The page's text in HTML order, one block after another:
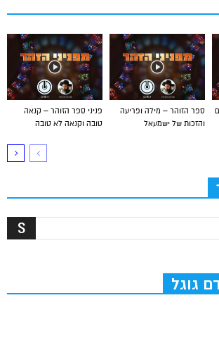
פניני ספר הזוהר – קנאה
טובה וקנאה לא טובה
ספר הזוהר – מילה ופריעה
והזכות של ישמעאל
גוגל